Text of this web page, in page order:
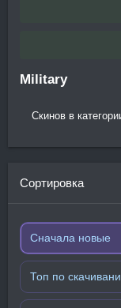
Military
Скинов в
Сортировка
Сначала новые
Топ по